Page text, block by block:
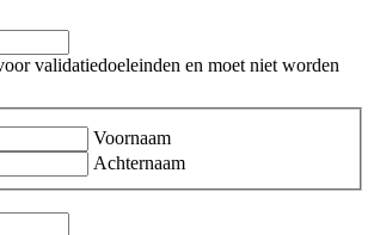
validatiedoeleinden en moet niet worden
Voornaam
Achternaam